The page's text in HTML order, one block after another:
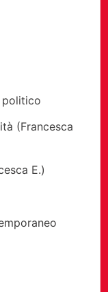
(Francesca
E.)